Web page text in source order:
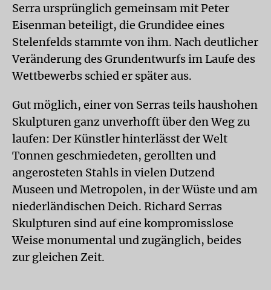
Serra ursprünglich gemeinsam mit Peter
Eisenman beteiligt, die Grundidee eines
Stelenfelds stammte von ihm. Nach deutlicher
Veränderung des Grundentwurfs im Laufe des
Wettbewerbs schied er später aus.
Gut möglich, einer von Serras teils haushohen
Skulpturen ganz unverhofft über den Weg zu
laufen: Der Künstler hinterlässt der Welt
Tonnen geschmiedeten, gerollten und
angerosteten Stahls in vielen Dutzend
Museen und Metropolen, in der Wüste und am
niederländischen Deich. Richard Serras
Skulpturen sind auf eine kompromisslose
Weise monumental und zugänglich, beides
zur gleichen Zeit.